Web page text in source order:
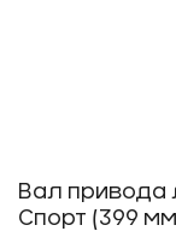
Вал привода
Спорт (399